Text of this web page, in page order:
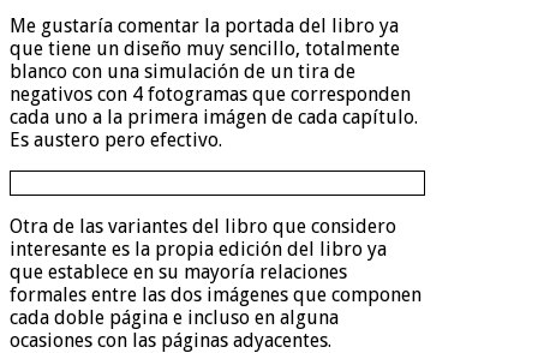
Me gustaría comentar la portada del libro ya
que tiene un diseño muy sencillo, totalmente
blanco con una simulación de un tira de
negativos con 4 fotogramas que corresponden
cada uno a la primera imágen de cada capítulo.
Es austero pero efectivo.
Otra de las variantes del libro que considero
interesante es la propia edición del libro ya
que establece en su mayoría relaciones
formales entre las dos imágenes que componen
cada doble página e incluso en alguna
ocasiones con las páginas adyacentes.